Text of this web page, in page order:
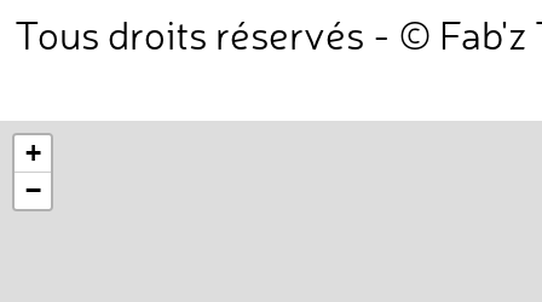
Tous droits réservés - © Fab'z
+
−